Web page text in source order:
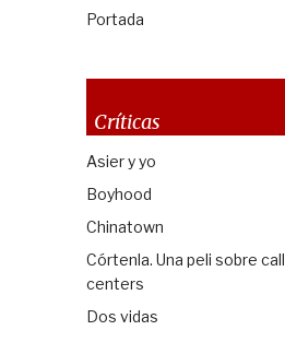
Portada
Críticas
Asier y yo
Boyhood
Chinatown
Córtenla. Una peli sobre call
centers
Dos vidas